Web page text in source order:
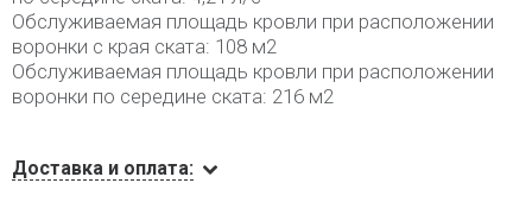
Обслуживаемая площадь кровли при расположении
воронки с края ската: 108 м2
Обслуживаемая площадь кровли при расположении
воронки по середине ската: 216 м2
Доставка и оплата: